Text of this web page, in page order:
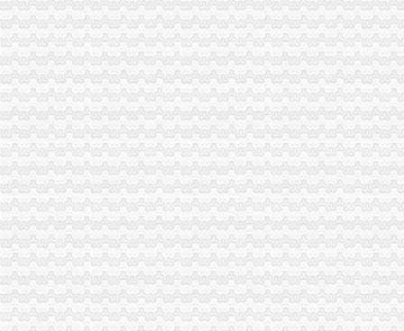
三峡广场办税务登记证
6月13日莆田市涵江区人民发展服务中心涵购2014[020号]教普仪器
重庆市沙坪坝区妇幼保健院检验科实验家具、供应室家具竞争谈判采
重庆一般纳税人申请：重庆代办公司注册、营业执照、验资、代理记帐
《小艾上班记——真账实操教你学会计》doc下载_爱问共享资料
真账实操——从手工建账到报表制作-会计实务-中国会计社区
青木关办税务登记证
LT
精准扶贫动员大会讲话稿3篇
柳河国地税局联合办理税务登记证的相关推荐-证券之星专栏文章
【重庆青木关媒体招聘网_媒体招聘信息】-重庆智联招聘
【公司办理地税】税务登记证相关问题/税务登记证是不是分为国税和地
井口办税务登记证
《三晋都市报驻地派记者在行动》高考在即,考生好办否?
河南桐柏无证企业采铁矿执法人员被殴昏_中国经济网——国家经
河南一家公司非法采矿殴执法干部_中国经济网——国家经济门户
突查耒小煤矿湖南煤矿安全耒监察执法记_产经观察_财经纵横_新